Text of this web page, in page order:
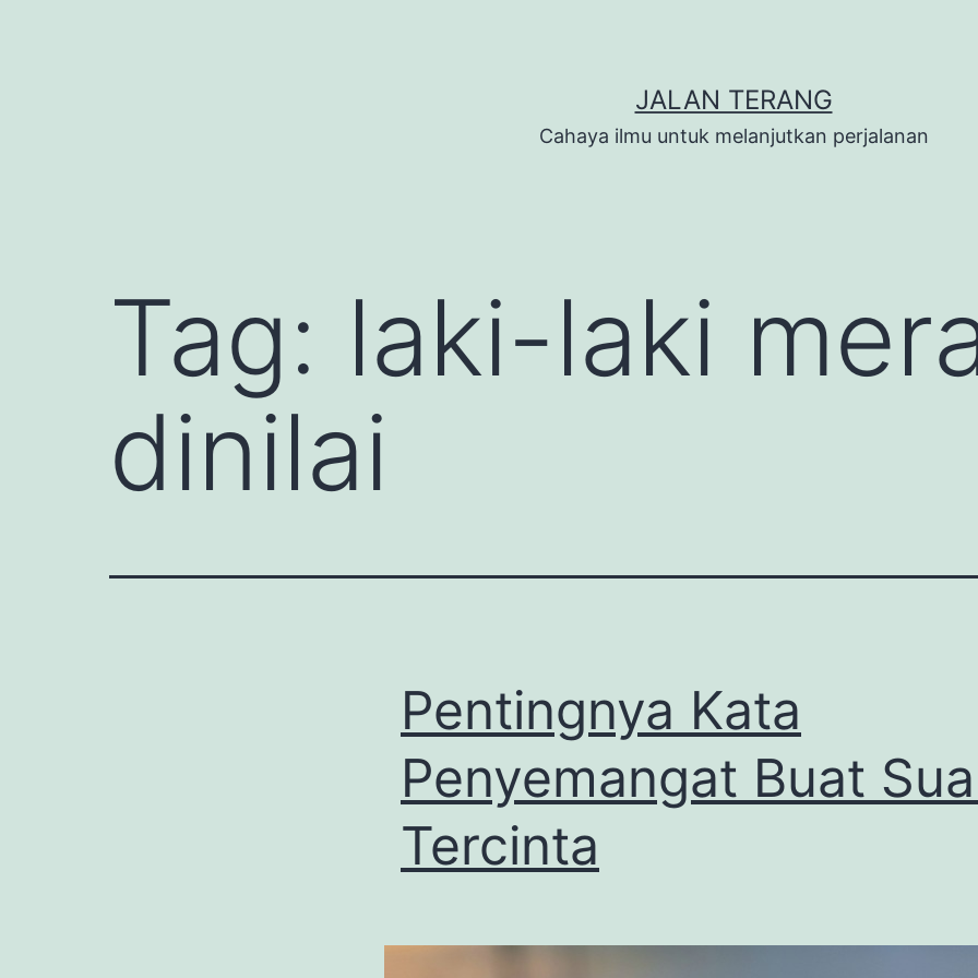
JALAN TERANG
Cahaya ilmu untuk melanjutkan perjalanan
Tag: laki-laki
dinilai
Pentingnya Kata
Penyemangat Buat
Tercinta